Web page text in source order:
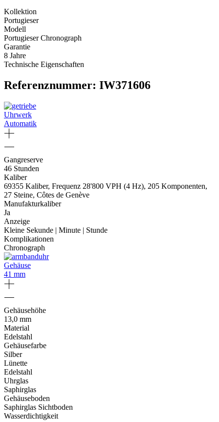
Kollektion
Portugieser
Modell
Portugieser Chronograph
Garantie
8 Jahre
Technische Eigenschaften
Referenznummer: IW371606
Uhrwerk
Automatik
Gangreserve
46 Stunden
Kaliber
69355 Kaliber, Frequenz 28'800 VPH (4 Hz), 205 Komponenten,
27 Steine, Côtes de Genève
Manufakturkaliber
Ja
Anzeige
Kleine Sekunde | Minute | Stunde
Komplikationen
Chronograph
Gehäuse
41 mm
Gehäusehöhe
13,0 mm
Material
Edelstahl
Gehäusefarbe
Silber
Lünette
Edelstahl
Uhrglas
Saphirglas
Gehäuseboden
Saphirglas Sichtboden
Wasserdichtigkeit